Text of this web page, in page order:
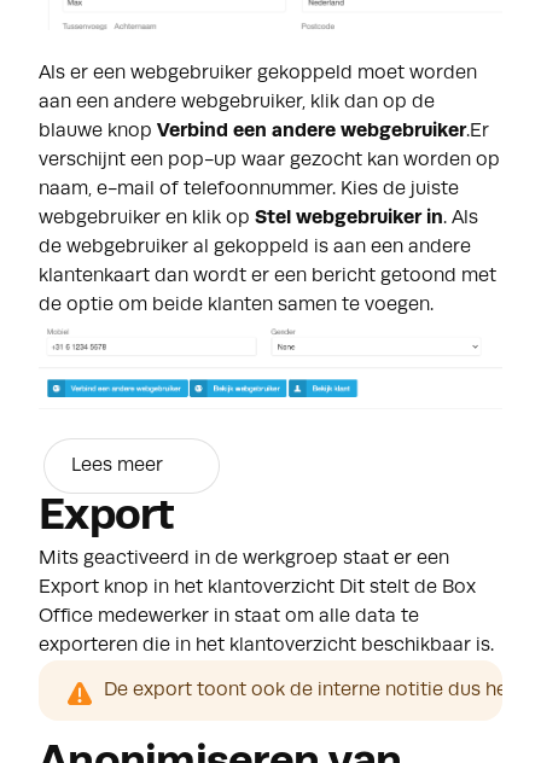
Als er een webgebruiker gekoppeld moet worden
aan een andere webgebruiker, klik dan op de
blauwe knop Verbind een andere webgebruiker.Er
verschijnt een pop-up waar gezocht kan worden op
naam, e-mail of telefoonnummer. Kies de juiste
webgebruiker en klik op Stel webgebruiker in. Als
de webgebruiker al gekoppeld is aan een andere
klantenkaart dan wordt er een bericht getoond met
de optie om beide klanten samen te voegen.
Lees meer
Export
Mits geactiveerd in de werkgroep staat er een
Export knop in het klantoverzicht Dit stelt de Box
Office medewerker in staat om alle data te
exporteren die in het klantoverzicht beschikbaar is.
De export toont ook de interne notitie dus het